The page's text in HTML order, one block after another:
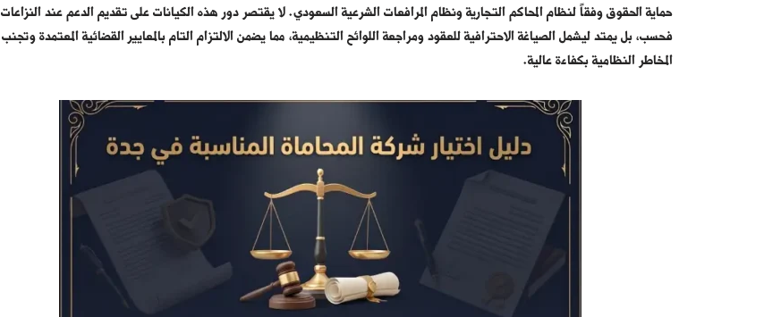
حماية الحقوق وفقاً لنظام المحاكم التجارية ونظام المرافعات الشرعية السعودي. لا يقتصر دور هذه الكيانات على تقديم الدعم عند النزاعات
فحسب، بل يمتد ليشمل الصياغة الاحترافية للعقود ومراجعة اللوائح التنظيمية، مما يضمن الالتزام التام بالمعايير القضائية المعتمدة وتجنب
المخاطر النظامية بكفاءة عالية.